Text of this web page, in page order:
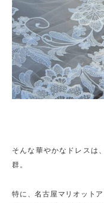
そんな華やかなドレスは
群。
特に、名古屋マリオット